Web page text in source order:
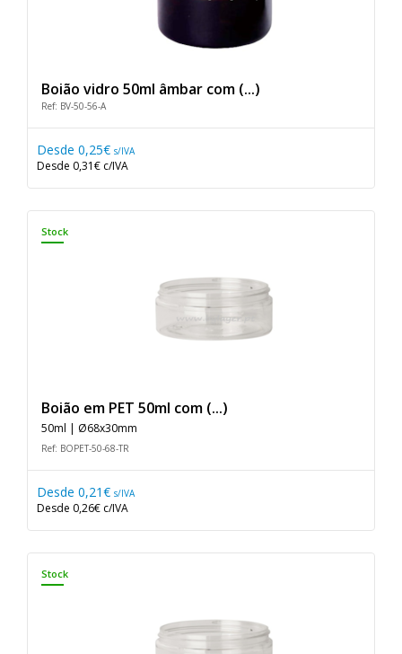
Boião vidro 50ml âmbar com (...)
Ref: BV-50-56-A
Desde 0,25€ s/IVA
Desde 0,31€ c/IVA
Stock
Boião em PET 50ml com (...)
50ml | Ø68x30mm
Ref: BOPET-50-68-TR
Desde 0,21€ s/IVA
Desde 0,26€ c/IVA
Stock